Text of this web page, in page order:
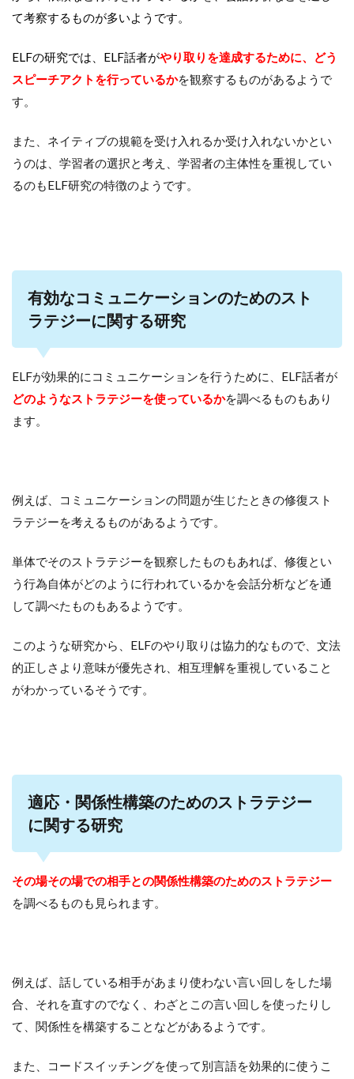
て考察するものが多いようです。
ELFの研究では、ELF話者がやり取りを達成するために、どう
スピーチアクトを行っているかを観察するものがあるようで
す。
また、ネイティブの規範を受け入れるか受け入れないかとい
うのは、学習者の選択と考え、学習者の主体性を重視してい
るのもELF研究の特徴のようです。
有効なコミュニケーションのためのスト
ラテジーに関する研究
ELFが効果的にコミュニケーションを行うために、ELF話者が
どのようなストラテジーを使っているかを調べるものもあり
ます。
例えば、コミュニケーションの問題が生じたときの修復スト
ラテジーを考えるものがあるようです。
単体でそのストラテジーを観察したものもあれば、修復とい
う行為自体がどのように行われているかを会話分析などを通
して調べたものもあるようです。
このような研究から、ELFのやり取りは協力的なもので、文法
的正しさより意味が優先され、相互理解を重視していること
がわかっているそうです。
適応・関係性構築のためのストラテジー
に関する研究
その場その場での相手との関係性構築のためのストラテジー
を調べるものも見られます。
例えば、話している相手があまり使わない言い回しをした場
合、それを直すのでなく、わざとこの言い回しを使ったりし
て、関係性を構築することなどがあるようです。
また、コードスイッチングを使って別言語を効果的に使うこ